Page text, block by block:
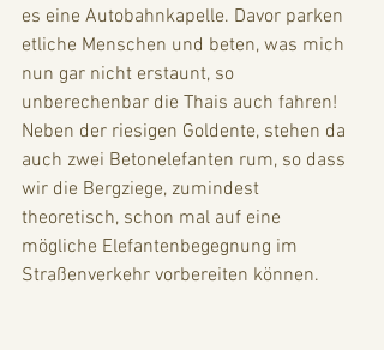
es eine Autobahnkapelle. Davor parken
etliche Menschen und beten, was mich
nun gar nicht erstaunt, so
unberechenbar die Thais auch fahren!
Neben der riesigen Goldente, stehen da
auch zwei Betonelefanten rum, so dass
wir die Bergziege, zumindest
theoretisch, schon mal auf eine
mögliche Elefantenbegegnung im
Straßenverkehr vorbereiten können.